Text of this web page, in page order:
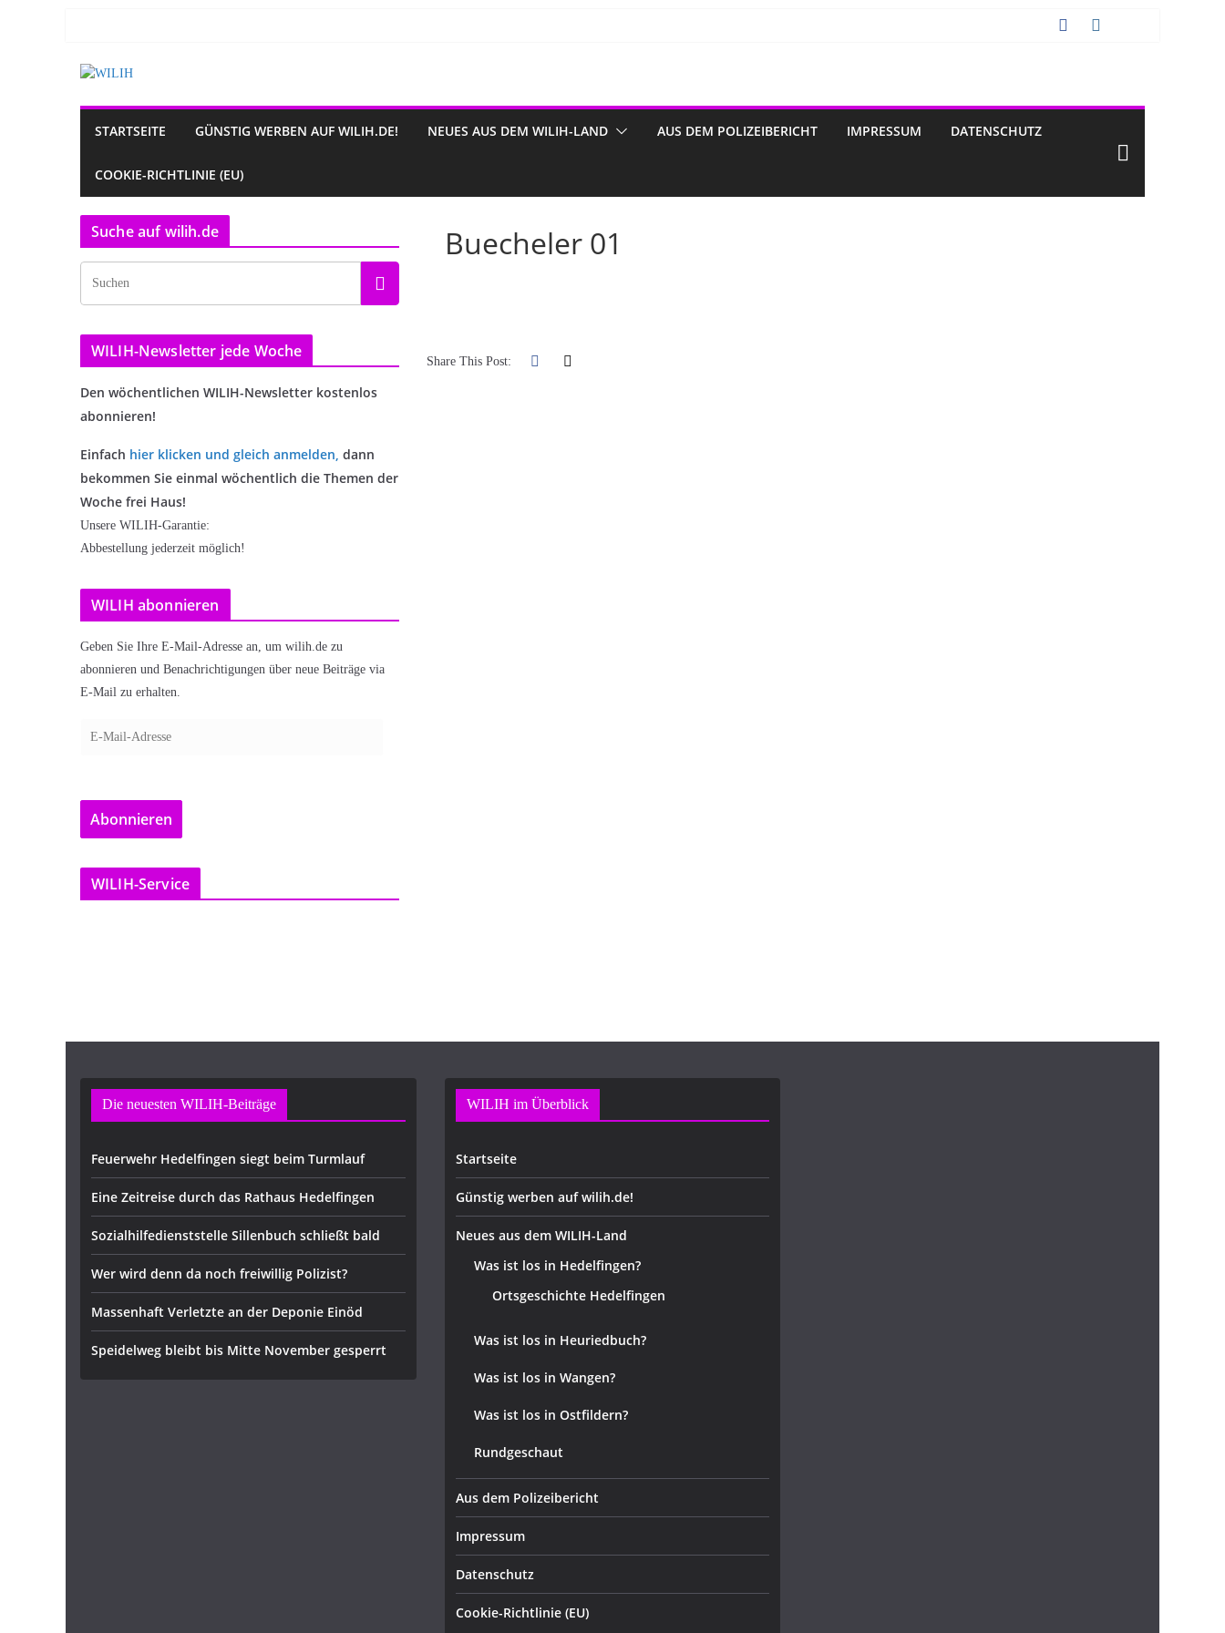
STARTSEITE GÜNSTIG WERBEN AUF WILIH.DE! NEUES AUS DEM WILIH-LAND AUS DEM POLIZEIBERICHT IMPRESSUM DATENSCHUTZ
COOKIE-RICHTLINIE (EU)
Buecheler 01
Share This Post:
Suche auf wilih.de
WILIH-Newsletter jede Woche
Den wöchentlichen WILIH-Newsletter kostenlos
abonnieren!
Einfach hier klicken und gleich anmelden, dann
bekommen Sie einmal wöchentlich die Themen der
Woche frei Haus!
Unsere WILIH-Garantie:
Abbestellung jederzeit möglich!
WILIH abonnieren
Geben Sie Ihre E-Mail-Adresse an, um wilih.de zu
abonnieren und Benachrichtigungen über neue Beiträge via
E-Mail zu erhalten.
a
l
-
Abonnieren
WILIH-Service
Die neuesten WILIH-Beiträge
Feuerwehr Hedelfingen siegt beim Turmlauf
Eine Zeitreise durch das Rathaus Hedelfingen
Sozialhilfedienststelle Sillenbuch schließt bald
Wer wird denn da noch freiwillig Polizist?
Massenhaft Verletzte an der Deponie Einöd
Speidelweg bleibt bis Mitte November gesperrt
WILIH im Überblick
Startseite
Günstig werben auf wilih.de!
Neues aus dem WILIH-Land
Was ist los in Hedelfingen?
Ortsgeschichte Hedelfingen
Was ist los in Heuriedbuch?
Was ist los in Wangen?
Was ist los in Ostfildern?
Rundgeschaut
Aus dem Polizeibericht
Impressum
Datenschutz
Cookie-Richtlinie (EU)